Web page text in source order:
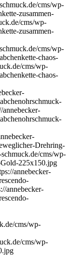
cms/wp-
zusammen-
cms/wp-
zusammen-
cms/wp-
chaos-
cms/wp-
chaos-
annebecker-
Drehring-
cms/wp-
225x150.jpg
annebecker-
annebecker-
cms/wp-
cms/wp-